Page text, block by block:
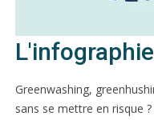
Greenwashing,
sans se mettre en risque ?